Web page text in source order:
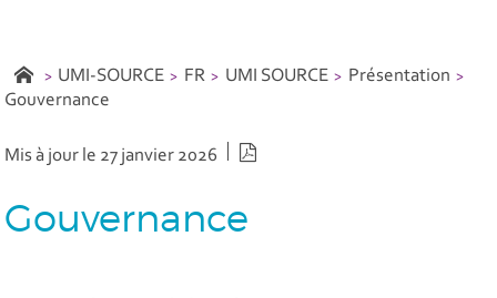
UMI-SOURCE FR UMI SOURCE
Présentation
Gouvernance
Mis à jour le 27 janvier 2026
Gouvernance